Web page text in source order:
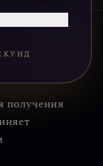
получения